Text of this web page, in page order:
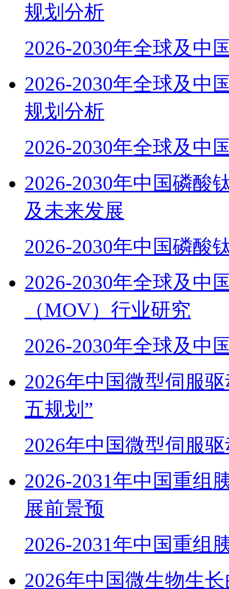
规划分析
2026-2030年全球及中
2026-2030年全球及中
规划分析
2026-2030年全球及中
2026-2030年中国磷酸
及未来发展
2026-2030年中国磷酸
2026-2030年全球及中
（MOV）行业研究
2026-2030年全球及中
2026年中国微型伺服
五规划”
2026年中国微型伺服
2026-2031年中国重组
展前景预
2026-2031年中国重组
2026年中国微生物生